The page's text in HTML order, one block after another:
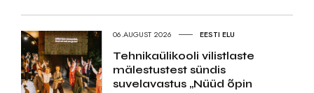
06.AUGUST 2026 EESTI ELU
Tehnikaülikooli vilistlaste
mälestustest sündis
suvelavastus „Nüüd õpin